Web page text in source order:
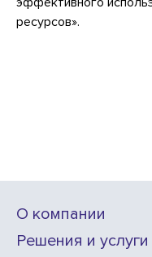
ресурсов».
О компании
Решения и услуги